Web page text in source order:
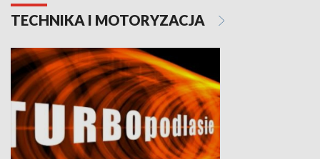
TECHNIKA I MOTORYZACJA